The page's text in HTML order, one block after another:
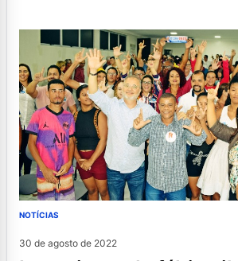
NOTÍCIAS
30 de agosto de 2022